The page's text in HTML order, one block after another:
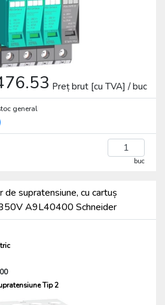
Preț brut [cu TVA] / buc
general
buc
supratensiune, cu cartuș
A9L40400 Schneider
Tip 2